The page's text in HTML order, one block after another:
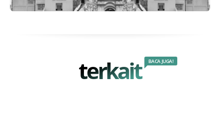
terkait BACA JUGA!